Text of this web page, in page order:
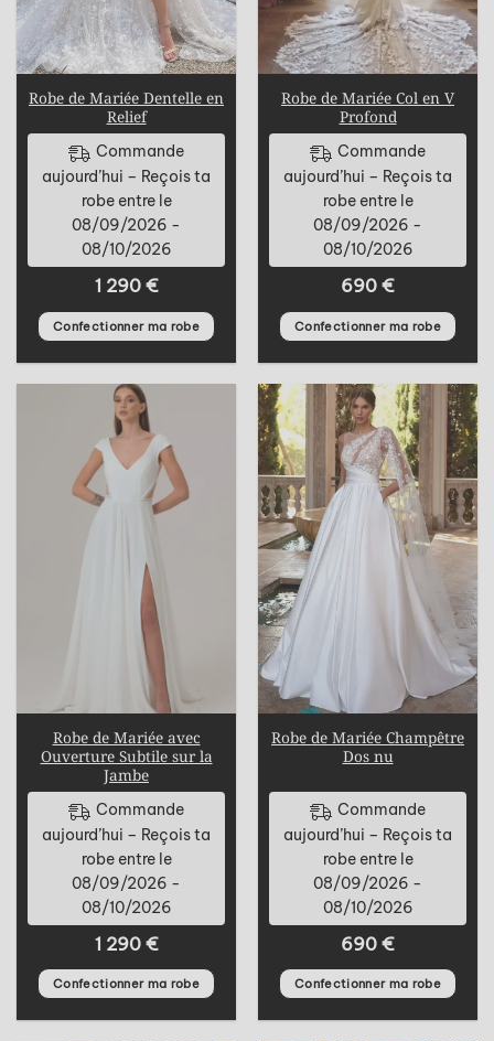
Robe de Mariée Dentelle en
Relief
Commande
aujourd’hui – Reçois ta
robe entre le
08/09/2026 -
08/10/2026
1 290 €
Confectionner ma robe
Robe de Mariée Col en V
Profond
Commande
aujourd’hui – Reçois ta
robe entre le
08/09/2026 -
08/10/2026
690 €
Confectionner ma robe
Robe de Mariée avec
Ouverture Subtile sur la
Jambe
Commande
aujourd’hui – Reçois ta
robe entre le
08/09/2026 -
08/10/2026
1 290 €
Confectionner ma robe
Robe de Mariée Champêtre
Dos nu
Commande
aujourd’hui – Reçois ta
robe entre le
08/09/2026 -
08/10/2026
690 €
Confectionner ma robe